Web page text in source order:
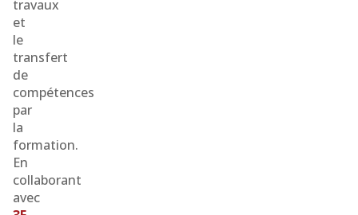
travaux
et
le
transfert
de
compétences
par
la
formation.
En
collaborant
avec